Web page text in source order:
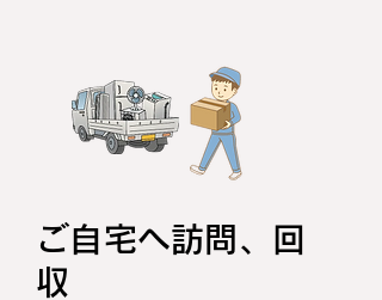
ご自宅へ訪問、回
収